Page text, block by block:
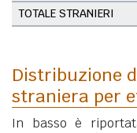
TOTALE STRANIERI
Distribuzione
straniera per
In basso è